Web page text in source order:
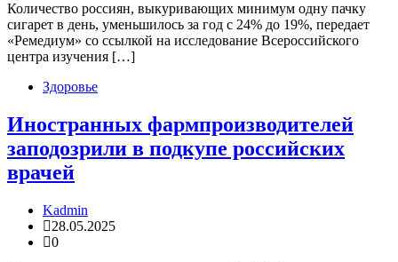
Количество россиян, выкуривающих минимум одну пачку
сигарет в день, уменьшилось за год с 24% до 19%, передает
«Ремедиум» со ссылкой на исследование Всероссийского
центра изучения […]
Здоровье
Иностранных фармпроизводителей
заподозрили в подкупе российских
врачей
Kadmin
28.05.2025
0